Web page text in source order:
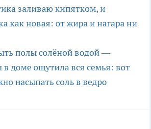
заливаю кипятком, и
как новая: от жира и нагара ни
полы солёной водой —
доме ощутила вся семья: вот
насыпать соль в ведро